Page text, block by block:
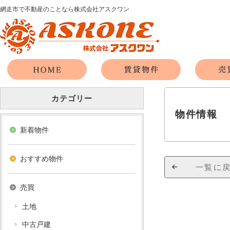
網走市で不動産のことなら株式会社アスクワン
物件情報
一覧に
カテゴリー
新着物件
おすすめ物件
売買
土地
中古戸建